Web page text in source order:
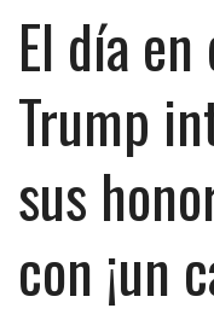
El día
Trump
sus
con ¡un